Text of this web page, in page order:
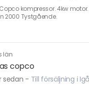
kompressor. 4kw
2000 Tystgående.
län
copco
sedan - Till försäljning i